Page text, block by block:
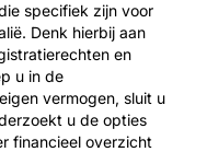
specifiek zijn voor
Denk hierbij aan
en
u in de
vermogen, sluit u
u de opties
financieel overzicht